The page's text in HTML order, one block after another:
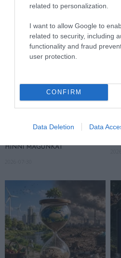
related to personalization.
I want to allow Google to
related to security, including
functionality and fraud
user protection.
CONFIRM
Data Deletion Data
MEGINT FINOMAN JELEZTE:
HINNI MAGUNKAT